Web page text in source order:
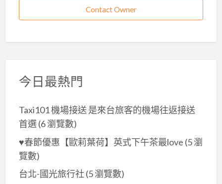
Contact Owner
今日最熱門
Taxi101 機場接送 是來台旅客的機場往返接送
首選 (6 瀏覽數)
♥春節優惠【歐莉葉荷】英式下午茶最love (5 瀏
覽數)
台北-國光旅行社 (5 瀏覽數)